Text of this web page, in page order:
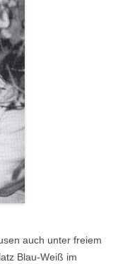
auch unter freiem
Blau-Weiß im